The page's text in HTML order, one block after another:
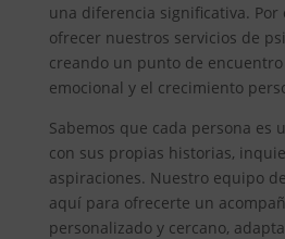
una diferencia significativa. Por
ofrecer nuestros servicios de
creando un punto de
emocional y el crecimiento
Sabemos que cada persona es
con sus propias historias,
aspiraciones. Nuestro equipo
aquí para ofrecerte un
personalizado y cercano,